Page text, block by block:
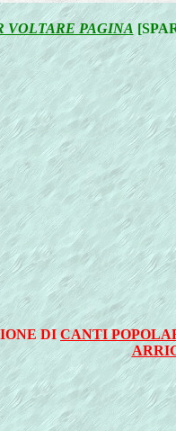
VOLTARE PAGINA
DI CANTI